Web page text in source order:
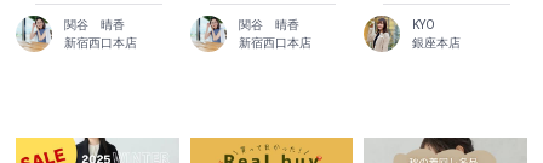
関谷 晴香
新宿西口本店
関谷 晴香
新宿西口本店
KYO
銀座本店